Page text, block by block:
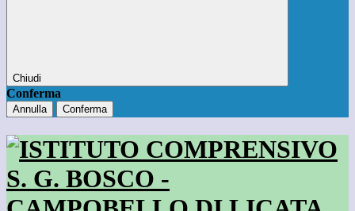
Chiudi
Conferma
Annulla Conferma